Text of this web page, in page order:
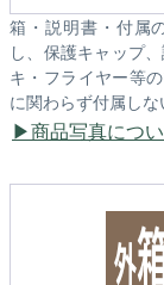
箱・説明書・付属
し、保護キャップ
キ・フライヤー等
に関わらず付属しな
商品写真につ